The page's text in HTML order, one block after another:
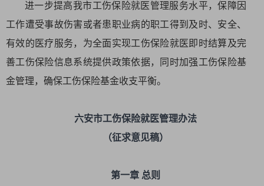
进一步提高我市工伤保险就医管理服务水平，保障因
工作遭受事故伤害或者患职业病的职工得到及时、安全、
有效的医疗服务，为全面实现工伤保险就医即时结算及完
善工伤保险信息系统提供政策依据，同时加强工伤保险基
金管理，确保工伤保险基金收支平衡。
六安市工伤保险就医管理办法
（征求意见稿）
第一章 总则